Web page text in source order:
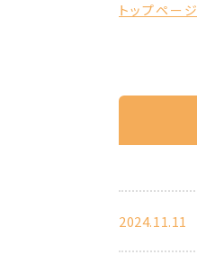
トップページ
2024.11.11